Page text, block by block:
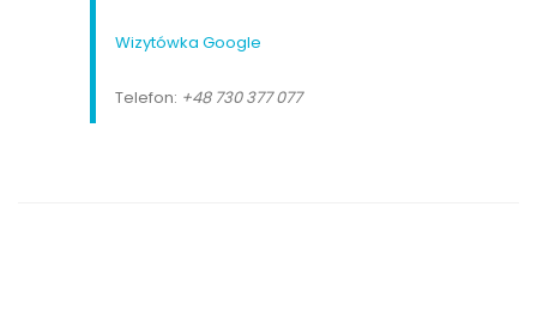
Wizytówka Google
Telefon: +48 730 377 077